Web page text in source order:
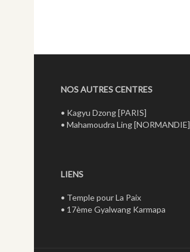
NOS AUTRES CENTRES
• Kagyu Dzong[PARIS]
• Mahamoudra Ling[NORMANDIE]
LIENS
• Temple pour La Paix
• 17ème Gyalwang Karmapa